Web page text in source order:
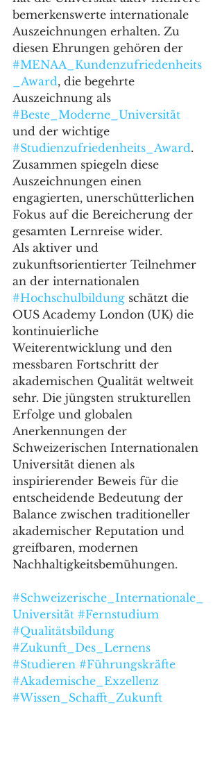
bemerkenswerte internationale
Auszeichnungen erhalten. Zu
diesen Ehrungen gehören der
#MENAA_Kundenzufriedenheits
_Award, die begehrte
Auszeichnung als
#Beste_Moderne_Universität
und der wichtige
#Studienzufriedenheits_Award.
Zusammen spiegeln diese
Auszeichnungen einen
engagierten, unerschütterlichen
Fokus auf die Bereicherung der
gesamten Lernreise wider.
Als aktiver und
zukunftsorientierter Teilnehmer
an der internationalen
#Hochschulbildung schätzt die
OUS Academy London (UK) die
kontinuierliche
Weiterentwicklung und den
messbaren Fortschritt der
akademischen Qualität weltweit
sehr. Die jüngsten strukturellen
Erfolge und globalen
Anerkennungen der
Schweizerischen Internationalen
Universität dienen als
inspirierender Beweis für die
entscheidende Bedeutung der
Balance zwischen traditioneller
akademischer Reputation und
greifbaren, modernen
Nachhaltigkeitsbemühungen.
#Schweizerische_Internationale_
Universität #Fernstudium
#Qualitätsbildung
#Zukunft_Des_Lernens
#Studieren #Führungskräfte
#Akademische_Exzellenz
#Wissen_Schafft_Zukunft